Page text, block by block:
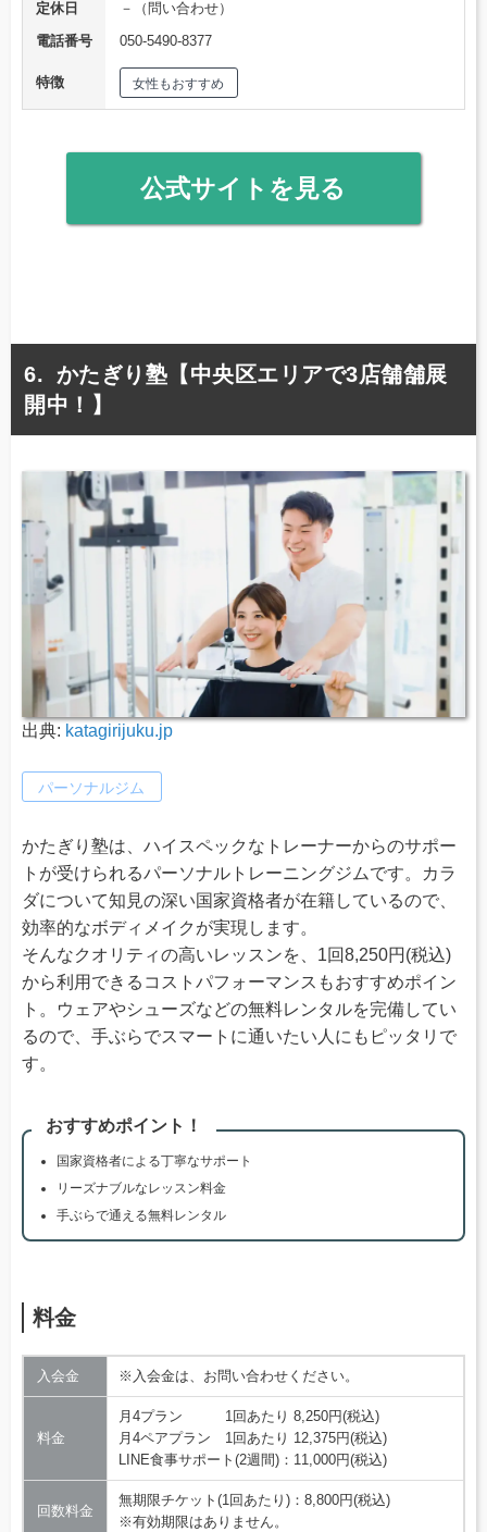
定休日
－（問い合わせ）
電話番号
050-5490-8377
特徴 女性もおすすめ
公式サイトを見る
かたぎり塾【中央区エリアで3店舗舗展
開中！】
出典: katagirijuku.jp
パーソナルジム
かたぎり塾は、ハイスペックなトレーナーからのサポー
トが受けられるパーソナルトレーニングジムです。カラ
ダについて知見の深い国家資格者が在籍しているので、
効率的なボディメイクが実現します。
そんなクオリティの高いレッスンを、1回8,250円(税込)
から利用できるコストパフォーマンスもおすすめポイン
ト。ウェアやシューズなどの無料レンタルを完備してい
るので、手ぶらでスマートに通いたい人にもピッタリで
す。
おすすめポイント！
国家資格者による丁寧なサポート
リーズナブルなレッスン料金
手ぶらで通える無料レンタル
料金
入会金 ※入会金は、お問い合わせください。
料金
月4プラン 1回あたり 8,250円(税込)
月4ペアプラン 1回あたり 12,375円(税込)
LINE食事サポート(2週間)：11,000円(税込)
回数料金
無期限チケット(1回あたり)：8,800円(税込)
※有効期限はありません。